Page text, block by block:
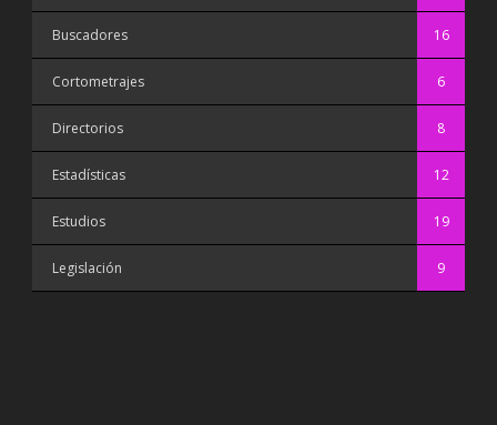
Buscadores 16
Cortometrajes 6
Directorios 8
Estadísticas 12
Estudios 19
Legislación 9